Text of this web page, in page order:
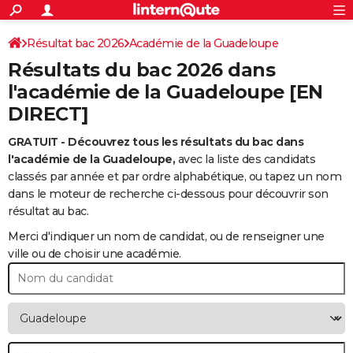
ACTUALITÉS
Politique
Société
Faits Divers
Education
Monde
Villes
+
SPORT
Coupe du monde 2026
Football
Tennis
Cyclisme
Rugby
Forum
CULTURE
Programme TV
TNT
Streaming
Cinéma
Sorties cinéma
Musique
+FINANCE
Retraite
Impôts
Epargne
Immobilier
Risques naturels par ville
Banque
Assurance
Crédit
AUTO
Essais
Réserver un essai
Citadines
Berlines
SUV
Forum auto
+
HIGH-TECH
Mobiles
Meilleur smartphone
Internet
Ordinateurs
Jeux vidéo
Guide high-tech
+
BRICOLAGE
Forum
Aménagement intérieur
Extérieur
Cuisine
Salle de bains
Jardinage
Rangement
+ WEEK-END
Guides de France
Escapades
Patrimoine
Expositions
Musées
Week-end nature
LIFESTYLE
Art de vivre
Bien-être
Loisirs
Mode
Modes de vie
+
Alimentation
Guide de la santé
Maladies
Médicaments
Sommeil
+VOYAGE
Rechercher
S'inscrire
Connexion
Résultat bac 2026 Académie de la Guadeloupe
Résultats du bac 2026 dans
l'académie de la Guadeloupe [EN
DIRECT]
GRATUIT - Découvrez tous les résultats du bac dans
l'académie de la Guadeloupe, avec la liste des candidats
classés par année et par ordre alphabétique, ou tapez un nom
dans le moteur de recherche ci-dessous pour découvrir son
résultat au bac.
Merci d'indiquer un nom de candidat, ou de renseigner une
ville ou de choisir une académie.